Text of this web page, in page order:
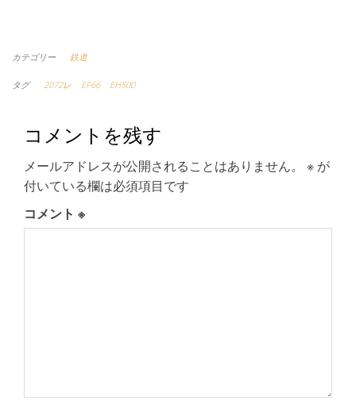
カテゴリー 鉄道
タグ 2072レ EF66 EH500
コメントを残す
メールアドレスが公開されることはありません。 ※ が
付いている欄は必須項目です
コメント ※